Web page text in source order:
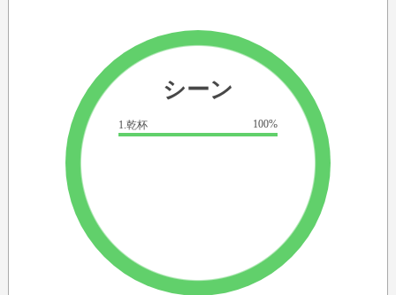
シーン
1.乾杯 100%